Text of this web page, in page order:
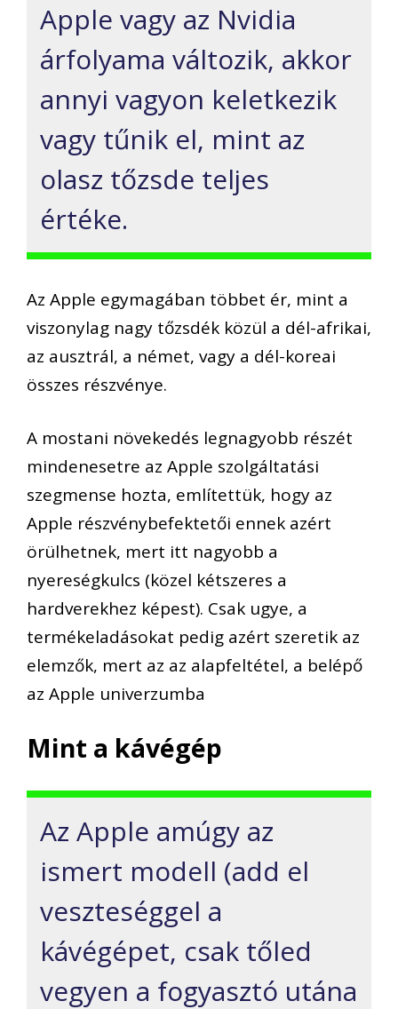
Apple vagy az Nvidia
árfolyama változik, akkor
annyi vagyon keletkezik
vagy tűnik el, mint az
olasz tőzsde teljes
értéke.
Az Apple egymagában többet ér, mint a
viszonylag nagy tőzsdék közül a dél-afrikai,
az ausztrál, a német, vagy a dél-koreai
összes részvénye.
A mostani növekedés legnagyobb részét
mindenesetre az Apple szolgáltatási
szegmense hozta, említettük, hogy az
Apple részvénybefektetői ennek azért
örülhetnek, mert itt nagyobb a
nyereségkulcs (közel kétszeres a
hardverekhez képest). Csak ugye, a
termékeladásokat pedig azért szeretik az
elemzők, mert az az alapfeltétel, a belépő
az Apple univerzumba
Mint a kávégép
Az Apple amúgy az
ismert modell (add el
veszteséggel a
kávégépet, csak tőled
vegyen a fogyasztó utána